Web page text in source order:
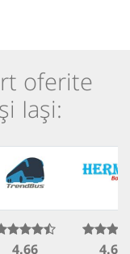
oferite
Iași:
4.66 4.62